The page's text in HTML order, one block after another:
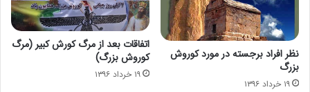
نظر افراد برجسته در مورد کوروش
بزرگ
۱۹ خرداد ۱۳۹۶
اتفاقات بعد از مرگ کورش کبیر (مرگ
کوروش بزرگ)
۱۹ خرداد ۱۳۹۶